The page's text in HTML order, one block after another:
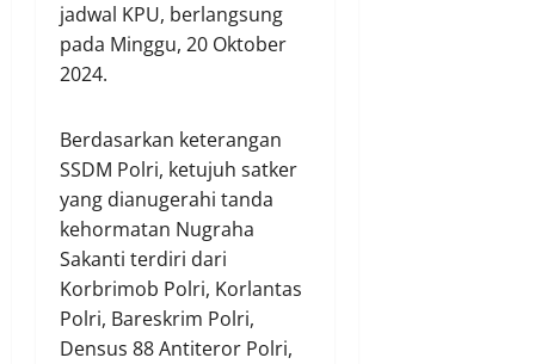
jadwal KPU, berlangsung
pada Minggu, 20 Oktober
2024.
Berdasarkan keterangan
SSDM Polri, ketujuh satker
yang dianugerahi tanda
kehormatan Nugraha
Sakanti terdiri dari
Korbrimob Polri, Korlantas
Polri, Bareskrim Polri,
Densus 88 Antiteror Polri,